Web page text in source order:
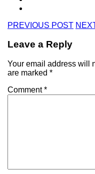
PREVIOUS POST
Leave a Reply
Your email address will
are marked *
Comment*